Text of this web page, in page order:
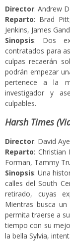
Director: Andrew
Reparto: Brad
Jenkins, James
Sinopsis: Dos
contratados para
culpas recaerán
podrán empezar
pertenece a la
investigador y
culpables.
Harsh Times
Director: David
Reparto: Christian
Forman, Tammy
Sinopsis: Una
calles del South
retirado, cuyas
Mientras busca
permita traerse a
tiempo con su
la bella Sylvia,